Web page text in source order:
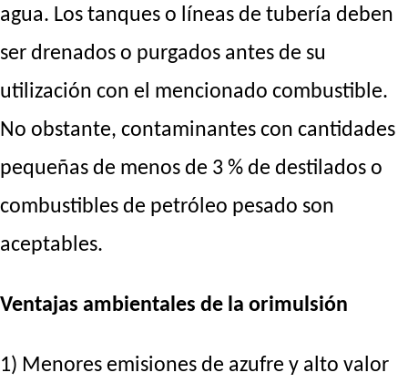
agua. Los tanques o líneas de tubería deben
ser drenados o purgados antes de su
utilización con el mencionado combustible.
No obstante, contaminantes con cantidades
pequeñas de menos de 3 % de destilados o
combustibles de petróleo pesado son
aceptables.
Ventajas ambientales de la orimulsión
1) Menores emisiones de azufre y alto valor